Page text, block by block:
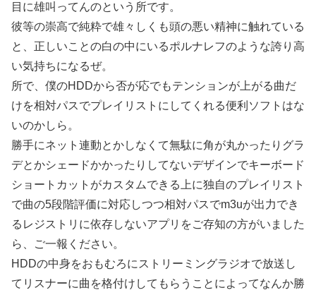
目に雄叫ってんのという所です。
彼等の崇高で純粋で雄々しくも頭の悪い精神に触れている
と、正しいことの白の中にいるポルナレフのような誇り高
い気持ちになるぜ。
所で、僕のHDDから否が応でもテンションが上がる曲だ
けを相対パスでプレイリストにしてくれる便利ソフトはな
いのかしら。
勝手にネット連動とかしなくて無駄に角が丸かったりグラ
デとかシェードかかったりしてないデザインでキーボード
ショートカットがカスタムできる上に独自のプレイリスト
で曲の5段階評価に対応しつつ相対パスでm3uが出力でき
るレジストリに依存しないアプリをご存知の方がいました
ら、ご一報ください。
HDDの中身をおもむろにストリーミングラジオで放送し
てリスナーに曲を格付けしてもらうことによってなんか勝